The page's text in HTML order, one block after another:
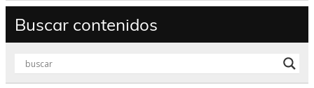
Buscar contenidos